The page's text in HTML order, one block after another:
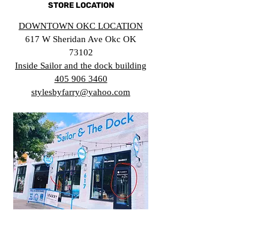
STORE LOCATION
DOWNTOWN OKC LOCATION
617 W Sheridan Ave Okc OK
73102
Inside Sailor and the dock building
405 906 3460
stylesbyfarry@yahoo.com